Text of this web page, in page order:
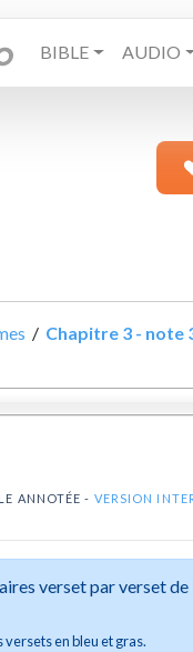
BIBLE AUDIO
/ Chapitre 3 - note
ANNOTÉE - VERSION
verset par verset
en bleu et gras.